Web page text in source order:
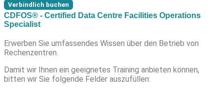
Verbindlich buchen
CDFOS® - Certified Data Centre Facilities Operations
Specialist
Erwerben Sie umfassendes Wissen über den Betrieb von
Rechenzentren.
Damit wir Ihnen ein geeignetes Training anbieten können,
bitten wir Sie folgende Felder auszufüllen: